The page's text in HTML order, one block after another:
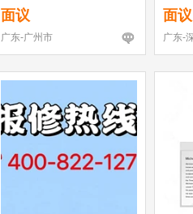
面议
广东-广州市
面议
广东-